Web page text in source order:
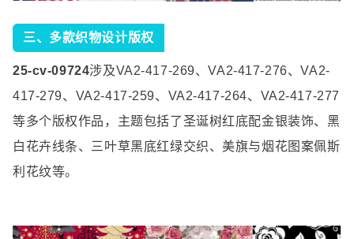
三、 多款织物设计版权
25-cv-09724涉及VA2-417-269、VA2-417-276、VA2-
417-279、 VA2-417-259、 VA2-417-264、 VA2-417-277
等多个版权作品，主题包括了圣诞树红底配金银装饰、黑
白花卉线条、三叶草黑底红绿交织、美旗与烟花图案佩斯
利花纹等。